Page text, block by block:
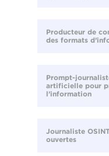
Producteur de
des formats
Prompt-
artificielle pour
l’information
Journaliste
ouvertes